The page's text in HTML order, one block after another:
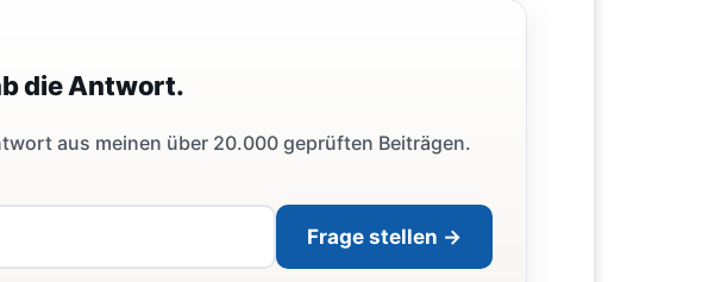
die Antwort.
aus meinen über 20.000 geprüften Beiträgen.
Frage stellen →